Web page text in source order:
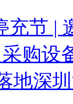
充节 |
购设
地深